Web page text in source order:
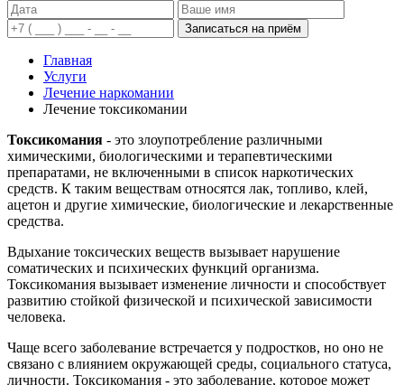
Записаться на приём
Главная
Услуги
Лечение наркомании
Лечение токсикомании
Токсикомания - это злоупотребление различными
химическими, биологическими и терапевтическими
препаратами, не включенными в список наркотических
средств. К таким веществам относятся лак, топливо, клей,
ацетон и другие химические, биологические и лекарственные
средства.
Вдыхание токсических веществ вызывает нарушение
соматических и психических функций организма.
Токсикомания вызывает изменение личности и способствует
развитию стойкой физической и психической зависимости
человека.
Чаще всего заболевание встречается у подростков, но оно не
связано с влиянием окружающей среды, социального статуса,
личности. Токсикомания - это заболевание, которое может